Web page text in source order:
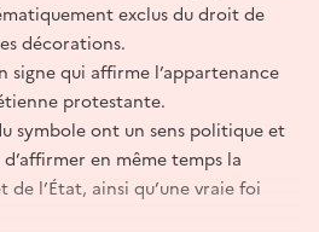
exclus du droit de
décorations.
signe qui affirme l’appartenance
protestante.
symbole ont un sens politique et
en même temps la
de l’État, ainsi qu’une vraie foi